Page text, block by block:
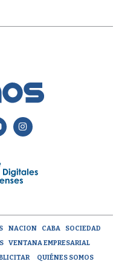
NACION CABA
SOCIEDAD
VENTANA EMPRESARIAL
QUIÉNES SOMOS